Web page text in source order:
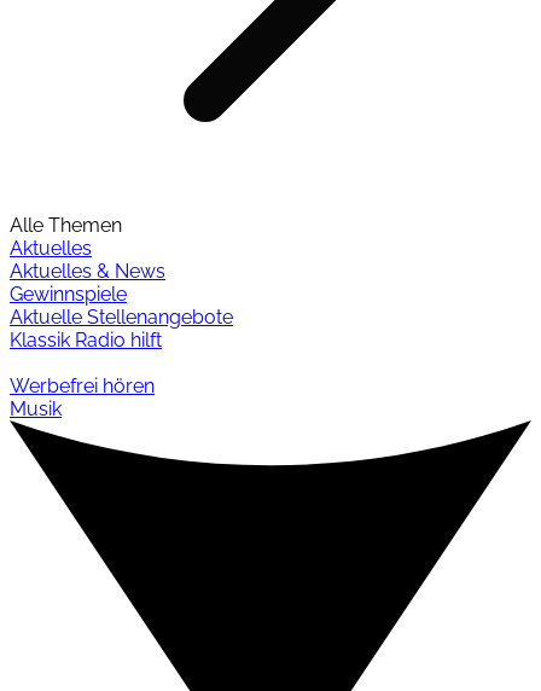
Alle Themen
Aktuelles
Aktuelles & News
Gewinnspiele
Aktuelle Stellenangebote
Klassik Radio hilft
Werbefrei hören
Musik